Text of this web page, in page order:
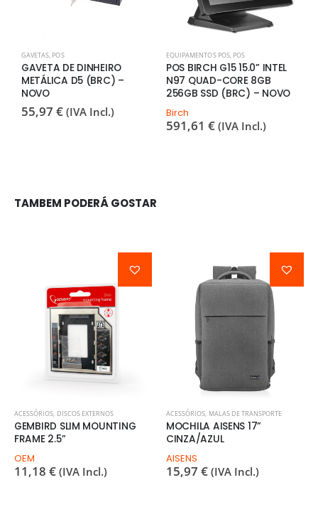
GAVETAS POS
GAVETA DE DINHEIRO
METÁLICA D5 (BRC) –
NOVO
55,97 € (IVA Incl.)
EQUIPAMENTOS POS, POS
POS BIRCH G15 15.0” INTEL
N97 QUAD-CORE 8GB
256GB SSD (BRC) – NOVO
Birch
591,61 € (IVA Incl.)
TAMBEM PODERÁ GOSTAR
ACESSÓRIOS, DISCOS EXTERNOS
GEMBIRD SLIM MOUNTING
FRAME 2.5”
OEM
11,18 € (IVA Incl.)
ACESSÓRIOS, MALAS DE TRANSPORTE
MOCHILA AISENS 17”
CINZA/AZUL
AISENS
15,97 € (IVA Incl.)